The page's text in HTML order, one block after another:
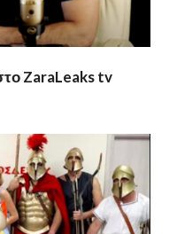
ZaraLeaks tv